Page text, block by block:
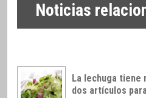
Noticias
La lechuga tiene
dos artículos